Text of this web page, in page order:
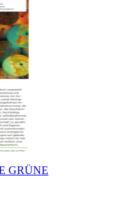
GRÜNE